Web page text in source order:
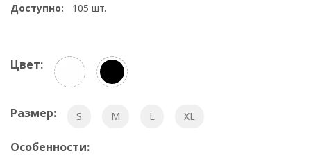
Доступно:
105 шт.
Цвет:
Размер: S M L XL
Особенности: